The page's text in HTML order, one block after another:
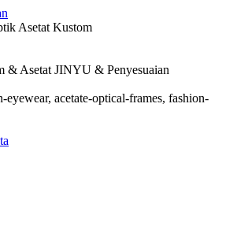
Asetat Kustom
& Asetat JINYU & Penyesuaian
eyewear, acetate-optical-frames, fashion-